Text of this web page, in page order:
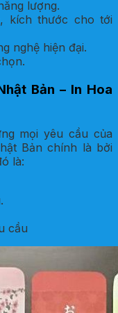
lượng.
kích thước cho tới
nghệ hiện đại.
Bản – In Hoa
mọi yêu cầu của
Bản chính là bởi
là:
cầu